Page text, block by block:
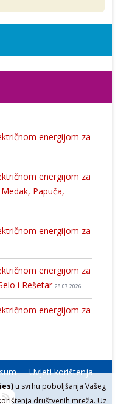
u svrhu poboljšanja Vašeg
društvenih mreža. Uz
energijom za
energijom za
Papuča,
energijom za
energijom za
i Rešetar 28.07.2026
energijom za
Uvjeti korištenja